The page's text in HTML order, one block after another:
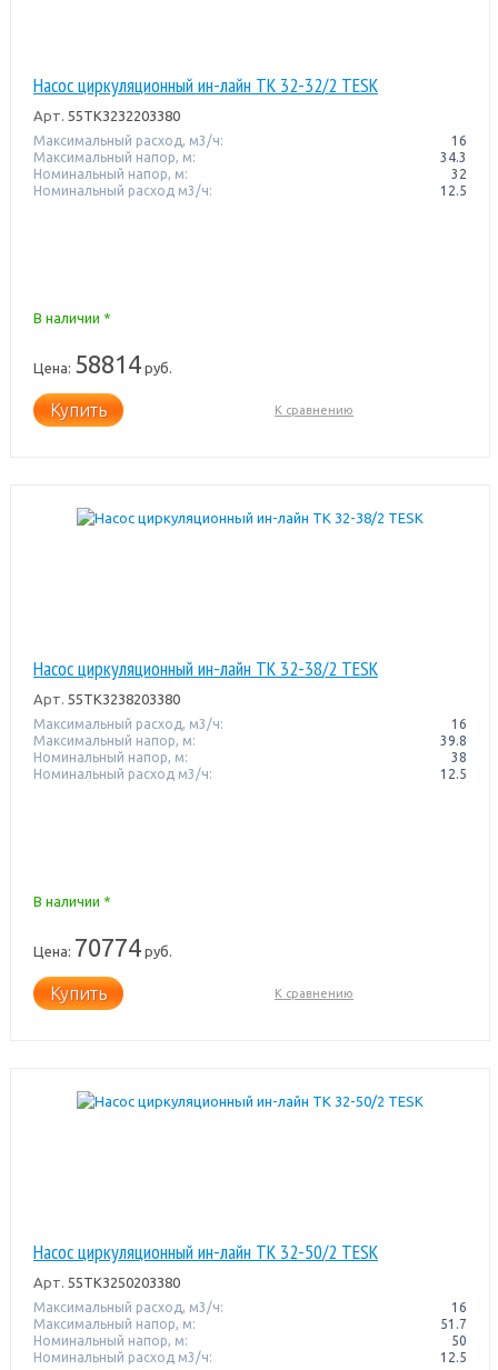
Насос циркуляционный ин-лайн TK 32-32/2 TESK
Арт. 55TK3232203380
Максимальный расход, м3/ч:
16
Максимальный напор, м:
34.3
Номинальный напор, м:
32
Номинальный расход м3/ч:
12.5
В наличии *
Цена: 58814руб.
Купить К сравнению
Насос циркуляционный ин-лайн TK 32-38/2 TESK
Арт. 55TK3238203380
Максимальный расход, м3/ч:
16
Максимальный напор, м:
39.8
Номинальный напор, м:
38
Номинальный расход м3/ч:
12.5
В наличии *
Цена: 70774руб.
Купить К сравнению
Насос циркуляционный ин-лайн TK 32-50/2 TESK
Арт. 55TK3250203380
Максимальный расход, м3/ч:
16
Максимальный напор, м:
51.7
Номинальный напор, м:
50
Номинальный расход м3/ч:
12.5